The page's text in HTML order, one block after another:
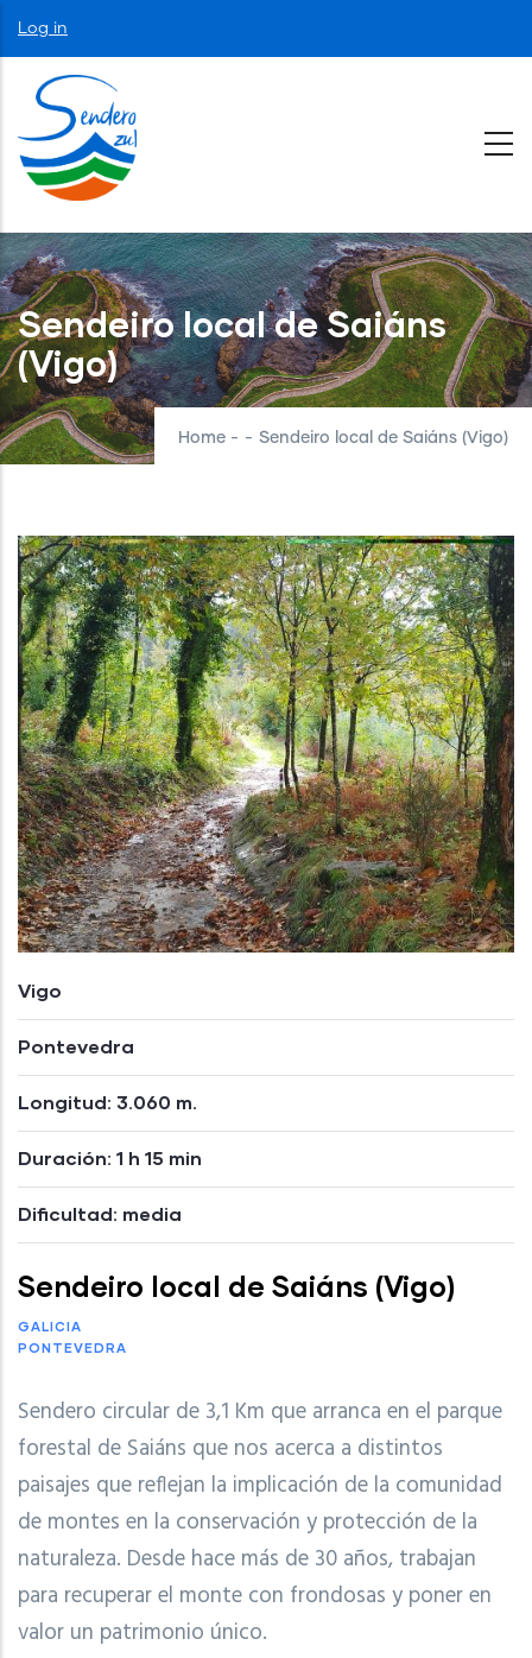
Skip
to
main
content
User
account
menu
Log in
Sendeiro local de Saiáns
(Vigo)
Home - - Sendeiro local de Saiáns (Vigo)
Vigo
Pontevedra
Longitud: 3.060 m.
Duración: 1 h 15 min
Dificultad: media
Sendeiro local de Saiáns (Vigo)
GALICIA
PONTEVEDRA
Sendero circular de 3,1 Km que arranca en el parque
forestal de Saiáns que nos acerca a distintos
paisajes que reflejan la implicación de la comunidad
de montes en la conservación y protección de la
naturaleza. Desde hace más de 30 años, trabajan
para recuperar el monte con frondosas y poner en
valor un patrimonio único.